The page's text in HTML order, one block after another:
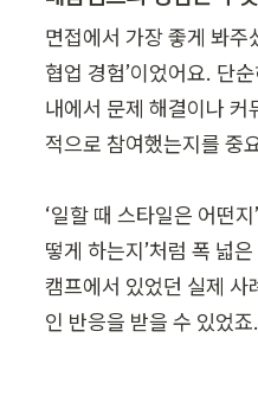
면접에서 가장 좋게 봐주
협업 경험’이었어요. 단
내에서 문제 해결이나
적으로 참여했는지를 중
‘일할 때 스타일은 어떤
떻게 하는지’처럼 폭 넓
캠프에서 있었던 실제 사
인 반응을 받을 수 있었죠.